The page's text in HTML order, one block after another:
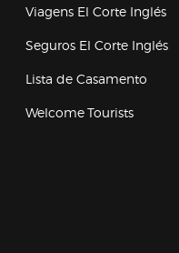
Viagens El Corte Inglés
Seguros El Corte Inglés
Lista de Casamento
Welcome Tourists